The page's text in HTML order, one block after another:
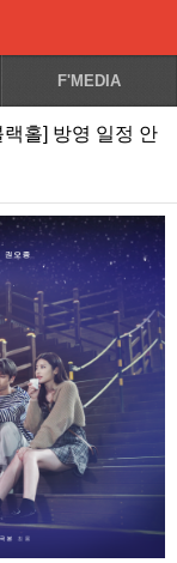
F'MEDIA
홀] 방영 일정 안